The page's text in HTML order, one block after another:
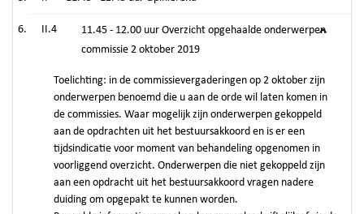
II.4
11.45 - 12.00 uur Overzicht opgehaalde onderwerpen
commissie 2 oktober 2019
Toelichting: in de commissievergaderingen op 2 oktober zijn
onderwerpen benoemd die u aan de orde wil laten komen in
de commissies. Waar mogelijk zijn onderwerpen gekoppeld
aan de opdrachten uit het bestuursakkoord en is er een
tijdsindicatie voor moment van behandeling opgenomen in
voorliggend overzicht. Onderwerpen die niet gekoppeld zijn
aan een opdracht uit het bestuursakkoord vragen nadere
duiding om opgepakt te kunnen worden.